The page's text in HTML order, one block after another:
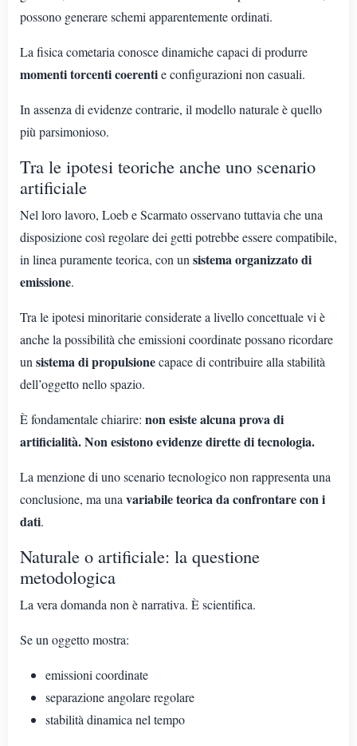
possono generare schemi apparentemente ordinati.
La fisica cometaria conosce dinamiche capaci di produrre
momenti torcenti coerentie configurazioni non casuali.
In assenza di evidenze contrarie, il modello naturale è quello
più parsimonioso.
Tra le ipotesi teoriche anche uno scenario
artificiale
Nel loro lavoro, Loeb e Scarmato osservano tuttavia che una
disposizione così regolare dei getti potrebbe essere compatibile,
in linea puramente teorica, con un sistema organizzato di
emissione.
Tra le ipotesi minoritarie considerate a livello concettuale vi è
anche la possibilità che emissioni coordinate possano ricordare
un sistema di propulsionecapace di contribuire alla stabilità
dell’oggetto nello spazio.
È fondamentale chiarire: non esiste alcuna prova di
artificialità.Non esistono evidenze dirette di tecnologia.
La menzione di uno scenario tecnologico non rappresenta una
conclusione, ma una variabile teorica da confrontare con i
dati.
Naturale o artificiale: la questione
metodologica
La vera domanda non è narrativa. È scientifica.
Se un oggetto mostra:
emissioni coordinate
separazione angolare regolare
stabilità dinamica nel tempo